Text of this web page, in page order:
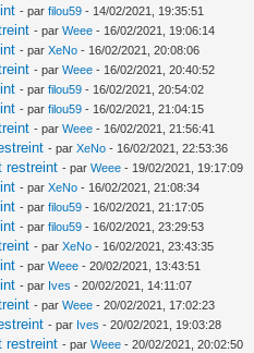
- parfilou59 - 14/02/2021, 19:35:51
- parWeee - 16/02/2021, 19:06:14
- parXeNo - 16/02/2021, 20:08:06
- parWeee - 16/02/2021, 20:40:52
- parfilou59 - 16/02/2021, 20:54:02
- parfilou59 - 16/02/2021, 21:04:15
- parWeee - 16/02/2021, 21:56:41
- parXeNo - 16/02/2021, 22:53:36
restreint - parWeee - 19/02/2021, 19:17:09
- parXeNo - 16/02/2021, 21:08:34
- parfilou59 - 16/02/2021, 21:17:05
- parfilou59 - 16/02/2021, 23:29:53
- parXeNo - 16/02/2021, 23:43:35
- parWeee - 20/02/2021, 13:43:51
- par Ives - 20/02/2021, 14:11:07
- parWeee - 20/02/2021, 17:02:23
- par Ives - 20/02/2021, 19:03:28
restreint - parWeee - 20/02/2021, 20:02:50